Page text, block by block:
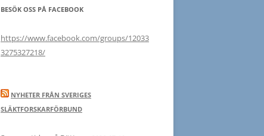
BESÖK OSS PÅ FACEBOOK
https://www.facebook.com/groups/12033
3275327218/
NYHETER FRÅN SVERIGES
SLÄKTFORSKARFÖRBUND